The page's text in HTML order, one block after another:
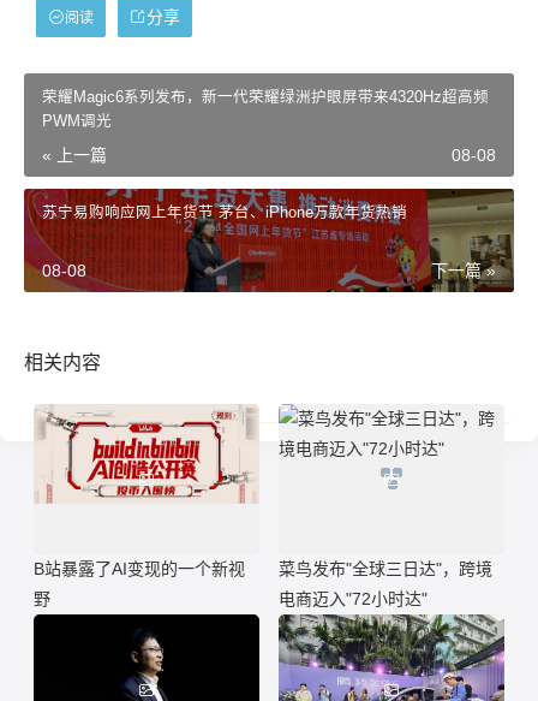
分享
阅读
荣耀Magic6系列发布，新一代荣耀绿洲护眼屏带来4320Hz超高频
PWM调光
« 上一篇 08-08
苏宁易购响应网上年货节 茅台、iPhone万款年货热销
下一篇 »
08-08
相关内容
B站暴露了AI变现的一个新视
野
菜鸟发布"全球三日达"，跨境
电商迈入"72小时达"